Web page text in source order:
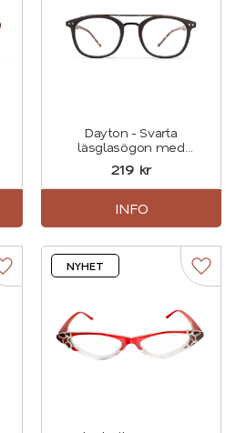
Dayton - Svarta
läsglasögon med
sköldpaddsmönstrade
skalmar
219 kr
INFO
Lägg till i favoriter
NYHET